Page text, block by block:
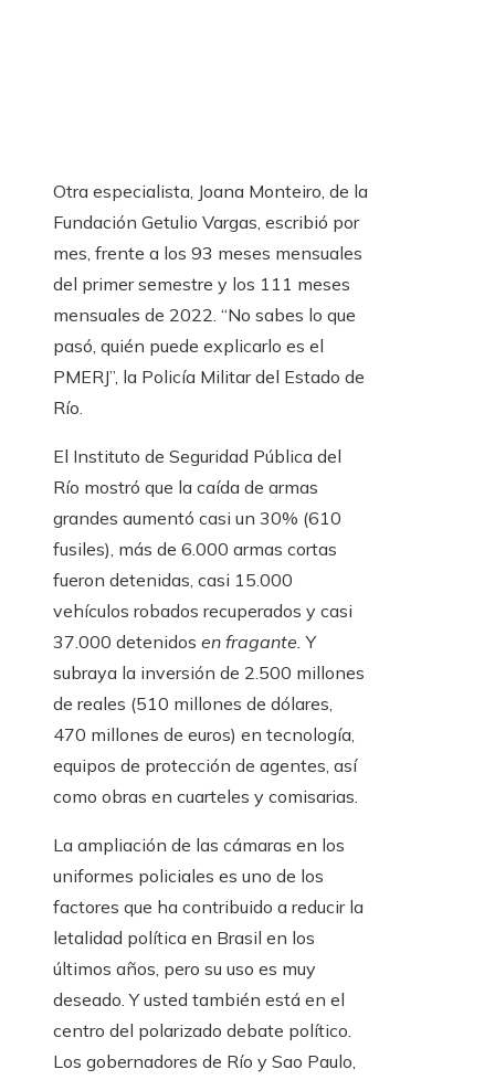
Otra especialista, Joana Monteiro, de la
Fundación Getulio Vargas, escribió por
mes, frente a los 93 meses mensuales
del primer semestre y los 111 meses
mensuales de 2022. “No sabes lo que
pasó, quién puede explicarlo es el
PMERJ”, la Policía Militar del Estado de
Río.
El Instituto de Seguridad Pública del
Río mostró que la caída de armas
grandes aumentó casi un 30% (610
fusiles), más de 6.000 armas cortas
fueron detenidas, casi 15.000
vehículos robados recuperados y casi
37.000 detenidos en fragante. Y
subraya la inversión de 2.500 millones
de reales (510 millones de dólares,
470 millones de euros) en tecnología,
equipos de protección de agentes, así
como obras en cuarteles y comisarias.
La ampliación de las cámaras en los
uniformes policiales es uno de los
factores que ha contribuido a reducir la
letalidad política en Brasil en los
últimos años, pero su uso es muy
deseado. Y usted también está en el
centro del polarizado debate político.
Los gobernadores de Río y Sao Paulo,